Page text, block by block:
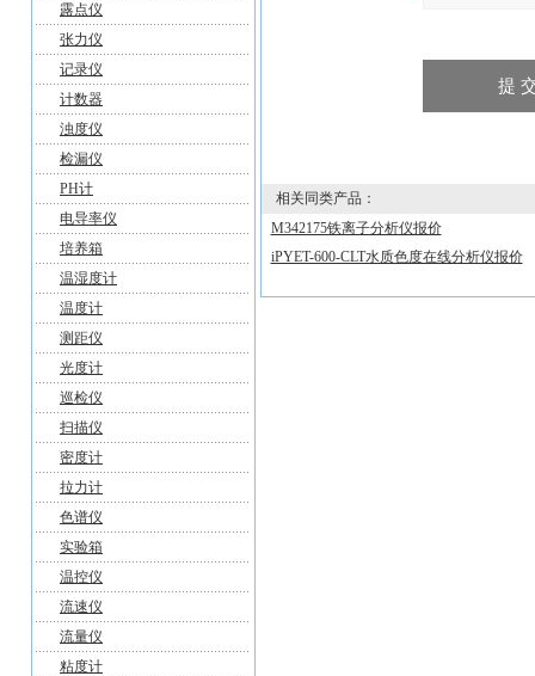
露点仪
张力仪
记录仪
计数器
浊度仪
检漏仪
PH计
电导率仪
培养箱
温湿度计
温度计
测距仪
光度计
巡检仪
扫描仪
密度计
拉力计
色谱仪
实验箱
温控仪
流速仪
流量仪
粘度计
相关同类产品：
M342175铁离子分析仪报价
iPYET-600-CLT水质色度在线分析仪报价